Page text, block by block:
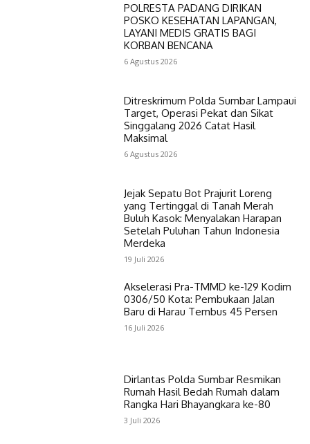
POLRESTA PADANG DIRIKAN
POSKO KESEHATAN LAPANGAN,
LAYANI MEDIS GRATIS BAGI
KORBAN BENCANA
6 Agustus 2026
Ditreskrimum Polda Sumbar Lampaui
Target, Operasi Pekat dan Sikat
Singgalang 2026 Catat Hasil
Maksimal
6 Agustus 2026
Jejak Sepatu Bot Prajurit Loreng
yang Tertinggal di Tanah Merah
Buluh Kasok: Menyalakan Harapan
Setelah Puluhan Tahun Indonesia
Merdeka
19 Juli 2026
Akselerasi Pra-TMMD ke-129 Kodim
0306/50 Kota: Pembukaan Jalan
Baru di Harau Tembus 45 Persen
16 Juli 2026
Dirlantas Polda Sumbar Resmikan
Rumah Hasil Bedah Rumah dalam
Rangka Hari Bhayangkara ke-80
3 Juli 2026